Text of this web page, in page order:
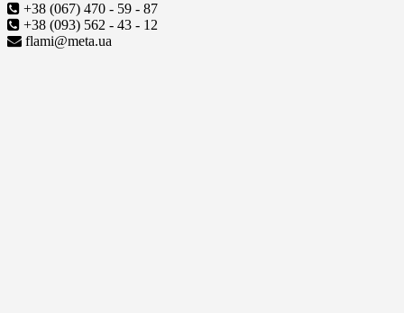
+38 (067) 470 - 59 - 87
+38 (093) 562 - 43 - 12
flami@meta.ua